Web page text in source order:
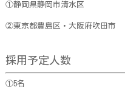
①静岡県静岡市清水区
②東京都豊島区・大阪府吹田市
採用予定人数
①5名